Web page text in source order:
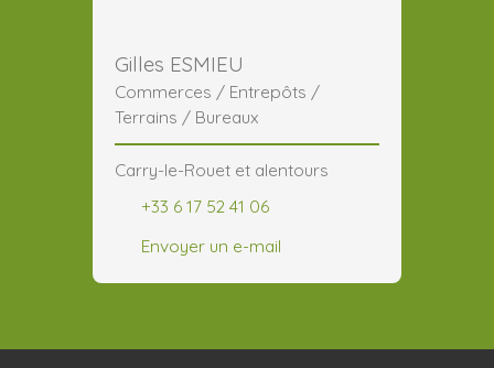
Gilles ESMIEU
Commerces / Entrepôts /
Terrains / Bureaux
Carry-le-Rouet et alentours
+33 6 17 52 41 06
Envoyer un e-mail